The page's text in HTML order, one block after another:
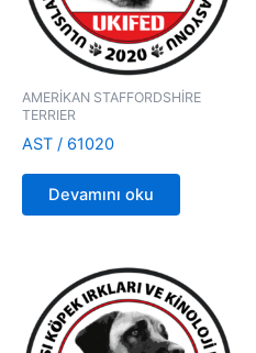
AMERİKAN STAFFORDSHİRE
TERRIER
AST / 61020
Devamını oku